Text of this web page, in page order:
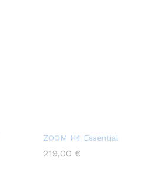
ZOOM H4 Essential
219,00 €